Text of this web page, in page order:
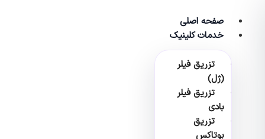
محتوا
صفحه اصلی
خدمات کلینیک
تزریق فیلر
(ژل)
تزریق فیلر
بادی
تزریق
بوتاکس